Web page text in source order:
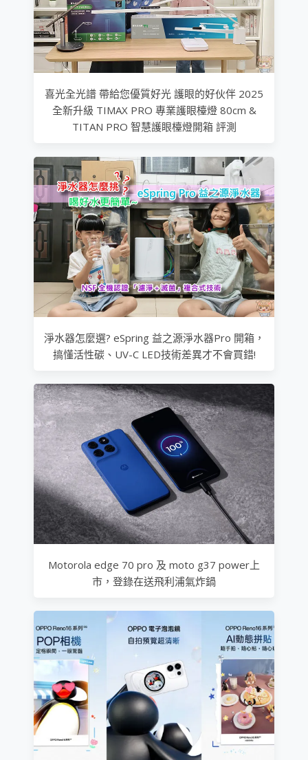
喜光全光譜 帶給您優質好光 護眼的好伙伴 2025
全新升級 TIMAX PRO 專業護眼檯燈 80cm &
TITAN PRO 智慧護眼檯燈開箱 評測
淨水器怎麼選? eSpring 益之源淨水器Pro 開箱，
搞懂活性碳、UV-C LED技術差異才不會買錯!
Motorola edge 70 pro 及 moto g37 power上
市，登錄在送飛利浦氣炸鍋